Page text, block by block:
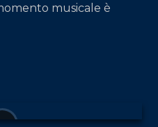
musicale è